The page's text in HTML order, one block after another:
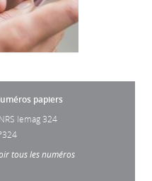
papiers
lemag 324
tous les numéros